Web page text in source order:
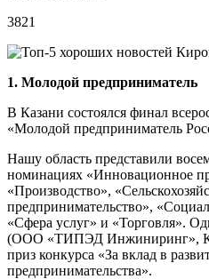
3821
1. Молодой предприниматель
В Казани состоялся финал
«Молодой предприниматель
Нашу область представили
номинациях «Инновационное
«Производство»,
предпринимательство»,
«Сфера услуг» и «Торговля».
(ООО «ТИПЭД Инжиниринг»,
приз конкурса «За вклад в
предпринимательства».